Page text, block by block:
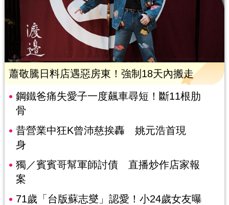
蕭敬騰日料店遇惡房東！強制18天內搬走
鋼鐵爸痛失愛子一度飆車尋短！斷11根肋
骨
昔營業中狂K曾沛慈挨轟 姚元浩首現
身
獨／賓賓哥幫軍師討債 直播炒作店家報
案
71歲「台版蘇志燮」認愛！小24歲女友曝